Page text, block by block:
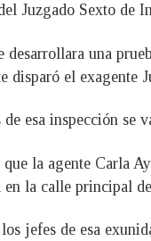
Juzgado Sexto de
desarrollara una
disparó el exagente
esa inspección se
la agente Carla
en la calle principal
jefes de esa